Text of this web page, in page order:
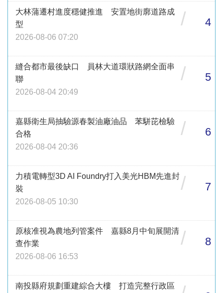
大林蒲遷村進度穩健推進 安置地街廓道路成
型
2026-08-06 07:20
/ 4
縫合都市最後缺口 員林大道環狀路網全面串
聯
2026-08-04 20:49
/ 5
嘉縣衛生局抽驗源春製油廠油品 苯駢芘檢驗
合格
2026-08-04 20:36
/ 6
力積電轉型3D AI Foundry打入美光HBM先進封
裝
2026-08-05 10:30
/ 7
原核准視為農地列管案件 嘉縣8月中旬展開清
查作業
2026-08-06 16:53
/ 8
南投縣府規劃重建綜合大樓 打造完整行政區